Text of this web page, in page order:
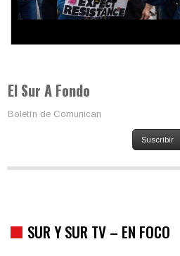
El Sur A Fondo
Boletín de Comunican
Suscribir
SUR Y SUR TV – EN FOCO